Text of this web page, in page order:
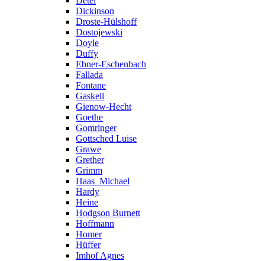
Dickinson
Droste-Hülshoff
Dostojewski
Doyle
Duffy
Ebner-Eschenbach
Fallada
Fontane
Gaskell
Gienow-Hecht
Goethe
Gomringer
Gottsched Luise
Grawe
Grether
Grimm
Haas_Michael
Hardy
Heine
Hodgson Burnett
Hoffmann
Homer
Hüffer
Imhof Agnes